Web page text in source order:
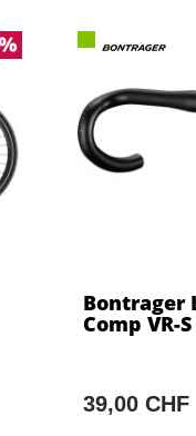
Bontrager
Comp VR-
39,00 CHF